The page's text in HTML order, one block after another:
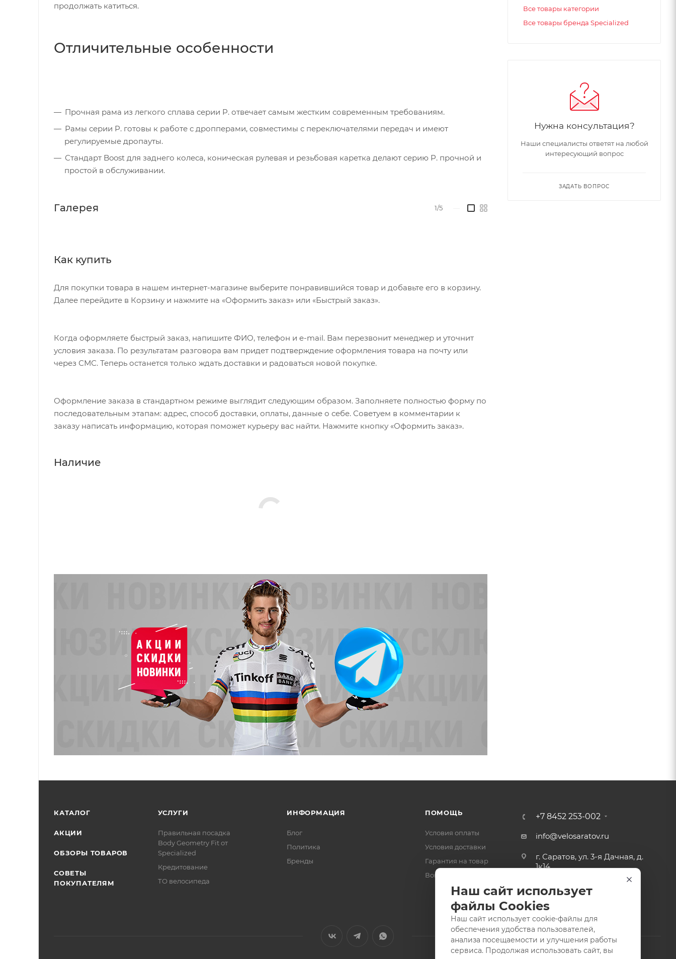
продолжать катиться.
Отличительные особенности
Прочная рама из легкого сплава серии P. отвечает самым жестким современным требованиям.
Рамы серии P. готовы к работе с дропперами, совместимы с переключателями передач и имеют
регулируемые дропауты.
Стандарт Boost для заднего колеса, коническая рулевая и резьбовая каретка делают серию P. прочной и
простой в обслуживании.
Галерея 1/5
Как купить
Для покупки товара в нашем интернет-магазине выберите понравившийся товар и добавьте его в корзину.
Далее перейдите в Корзину и нажмите на «Оформить заказ» или «Быстрый заказ».
Когда оформляете быстрый заказ, напишите ФИО, телефон и e-mail. Вам перезвонит менеджер и уточнит
условия заказа. По результатам разговора вам придет подтверждение оформления товара на почту или
через СМС. Теперь останется только ждать доставки и радоваться новой покупке.
Оформление заказа в стандартном режиме выглядит следующим образом. Заполняете полностью форму по
последовательным этапам: адрес, способ доставки, оплаты, данные о себе. Советуем в комментарии к
заказу написать информацию, которая поможет курьеру вас найти. Нажмите кнопку «Оформить заказ».
Наличие
Все товары категории
Все товары бренда Specialized
Нужна консультация?
Наши специалисты ответят на любой
интересующий вопрос
ЗАДАТЬ ВОПРОС
КАТАЛОГ
АКЦИИ
ОБЗОРЫ ТОВАРОВ
СОВЕТЫ
ПОКУПАТЕЛЯМ
УСЛУГИ
Правильная посадка
Body Geometry Fit от
Specialized
Кредитование
ТО велосипеда
ИНФОРМАЦИЯ
Блог
Политика
Бренды
ПОМОЩЬ
Условия оплаты
Условия доставки
Гарантия на товар
Вопрос-ответ
+7 8452 253-002
info@velosaratov.ru
г. Саратов, ул. 3-я Дачная, д.
1к14
Наш сайт использует
файлы Cookies
Наш сайт использует cookie-файлы для
обеспечения удобства пользователей,
анализа посещаемости и улучшения работы
сервиса. Продолжая использовать сайт, вы